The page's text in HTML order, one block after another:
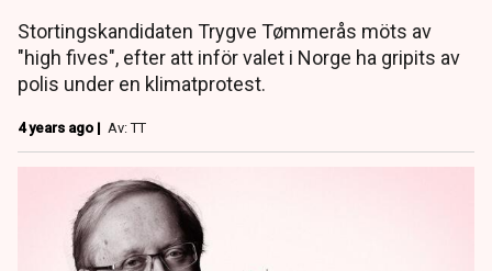
Stortingskandidaten Trygve Tømmerås möts av
"high fives", efter att inför valet i Norge ha gripits av
polis under en klimatprotest.
4 years ago | Av: TT